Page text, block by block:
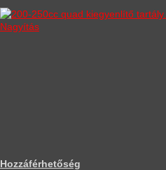
Nagyítás
Hozzáférhetőség